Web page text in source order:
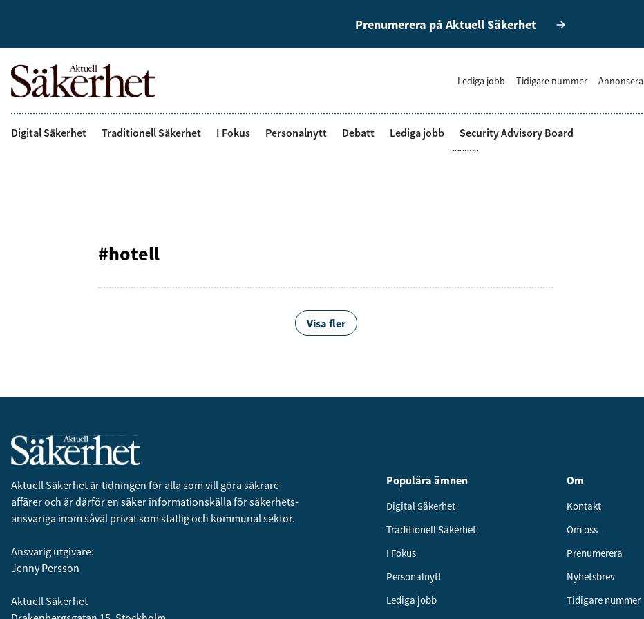
Prenumerera på Aktuell Säkerhet
Lediga jobb Tidigare nummer Annonsera
Digital Säkerhet Traditionell Säkerhet I Fokus Personalnytt Debatt Lediga jobb Security Advisory Board
ANNONS
#hotell
Visa fler
Aktuell Säkerhet är tidningen för alla som vill göra säkrare
affärer och är därför en säker informationskälla för säkerhets­
ansvariga inom såväl privat som statlig och kommunal sektor.
Ansvarig utgivare:
Jenny Persson
Aktuell Säkerhet
Populära ämnen
Digital Säkerhet
Traditionell Säkerhet
I Fokus
Personalnytt
Lediga jobb
Om
Kontakt
Om oss
Prenumerera
Nyhetsbrev
Tidigare nummer